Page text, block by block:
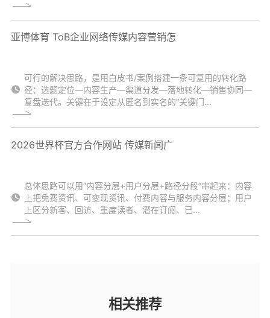
亚博体育 ToB企业网络传媒内容营销怎
可行的解决思路，是用白皮书/案例搭建一条可复用的转化路
径：选题定位—内容生产—渠道分发—落地转化—销售协同—
复盘迭代。关键在于设定从匿名到实名的“关键门...
2026世界杯官方合作网站 传媒新闻广
总体思路可以用“内容分层+用户分层+路径分段”串起来：内容
上把免费资讯、可变现资讯、付费内容与服务内容分层；用户
上区分新客、回访、重度读者、潜在订阅、已...
相关推荐